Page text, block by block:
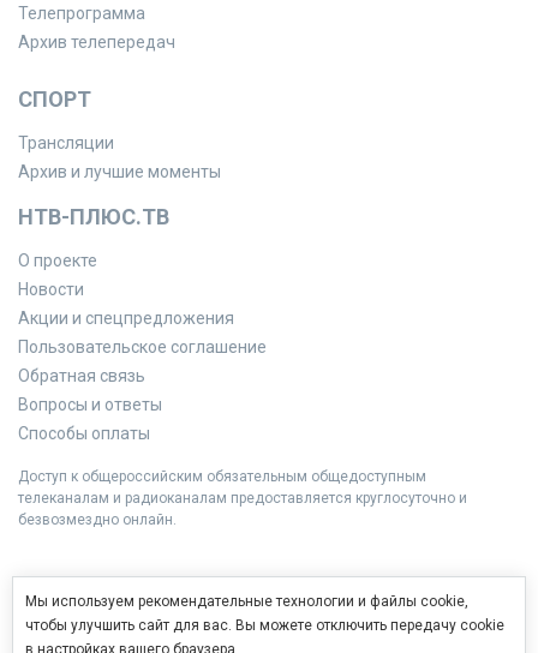
Телепрограмма
Архив телепередач
СПОРТ
Трансляции
Архив и лучшие моменты
НТВ-ПЛЮС.ТВ
О проекте
Новости
Акции и спецпредложения
Пользовательское соглашение
Обратная связь
Вопросы и ответы
Способы оплаты
Доступ к общероссийским обязательным общедоступным
телеканалам и радиоканалам предоставляется круглосуточно и
безвозмездно онлайн.
Мы используем рекомендательные технологии и файлы cookie,
чтобы улучшить сайт для вас. Вы можете отключить передачу cookie
в настройках вашего браузера